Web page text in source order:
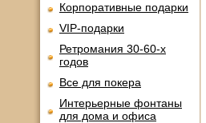
Корпоративные подарки
VIP-подарки
Ретромания 30-60-х
годов
Все для покера
Интерьерные фонтаны
для дома и офиса